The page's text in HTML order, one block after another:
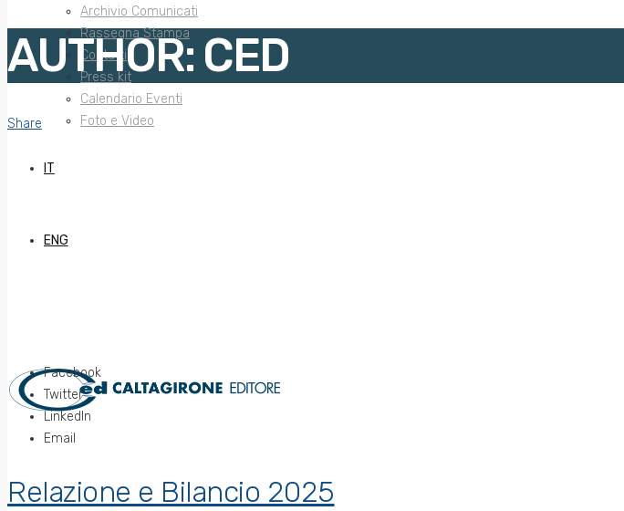
Archivio Comunicati
Rassegna Stampa
Contatti
Press kit
Calendario Eventi
Foto e Video
IT
ENG
AUTHOR: CED
Share
Facebook
Twitter
LinkedIn
Email
Relazione e Bilancio 2025